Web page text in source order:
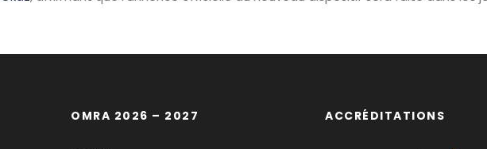
OMRA 2026 – 2027 ACCRÉDITATIONS